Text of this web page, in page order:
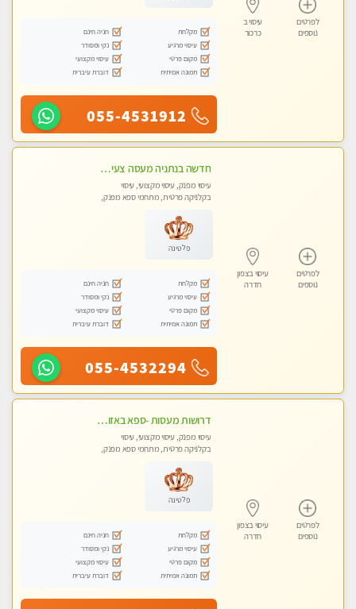
לפרטים
נוספים
עיסוי ב
כרכור
מקלחת
חניה חינם
עיסוי מרגיע
נקי ומסודר
מקום פרטי
עיסוי מקצועי
תמונה אמיתית
דוברת עיברית
055-4531912
לפרטים
נוספים
עיסוי בצפון
חדרה
חדשה בנתניה מעסה צעירה איכותית וקלאסית מזמינה אותך לעיסוי נעים מפנק ומרגיע . . . highly recommended..new in the city
עיסוי מפנק, עיסוי מקצועי, עיסוי
בקלניקה פרטית, מתחמי ספא מפנק,
פלטינה
מקלחת
חניה חינם
עיסוי מרגיע
נקי ומסודר
מקום פרטי
עיסוי מקצועי
תמונה אמיתית
דוברת עיברית
055-4532294
לפרטים
נוספים
עיסוי בצפון
חדרה
דרושות מעסות -ספא באזור השרון -טל -055-9641454‬
עיסוי מפנק, עיסוי מקצועי, עיסוי
בקלניקה פרטית, מתחמי ספא מפנק,
פלטינה
מקלחת
חניה חינם
עיסוי מרגיע
נקי ומסודר
מקום פרטי
עיסוי מקצועי
תמונה אמיתית
דוברת עיברית